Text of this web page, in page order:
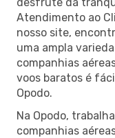
Atendimento ao
nosso site,
uma ampla
companhias
voos baratos é
Opodo.
Na Opodo,
companhias